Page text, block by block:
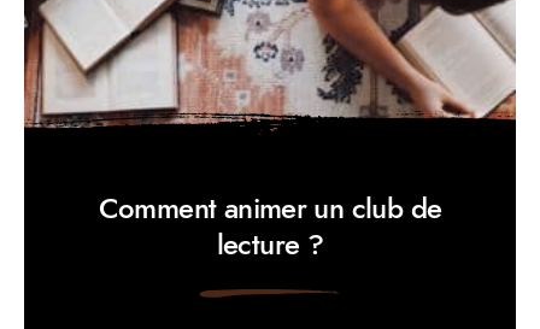
Comment animer un club de
lecture ?